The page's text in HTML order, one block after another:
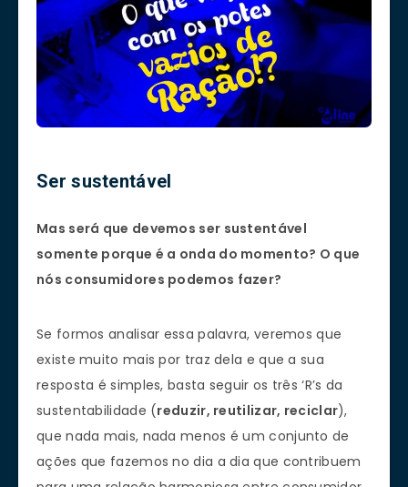
Ser sustentável
Mas será que devemos ser sustentável
somente porque é a onda do momento? O que
nós consumidores podemos fazer?
Se formos analisar essa palavra, veremos que
existe muito mais por traz dela e que a sua
resposta é simples, basta seguir os três ‘R’s da
sustentabilidade (reduzir, reutilizar, reciclar),
que nada mais, nada menos é um conjunto de
ações que fazemos no dia a dia que contribuem